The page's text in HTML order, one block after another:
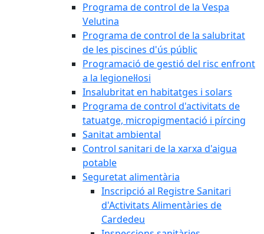
Programa de control de la Vespa
Velutina
Programa de control de la salubritat
de les piscines d'ús públic
Programació de gestió del risc enfront
a la legionel·losi
Insalubritat en habitatges i solars
Programa de control d'activitats de
tatuatge, micropigmentació i pírcing
Sanitat ambiental
Control sanitari de la xarxa d'aigua
potable
Seguretat alimentària
Inscripció al Registre Sanitari
d'Activitats Alimentàries de
Cardedeu